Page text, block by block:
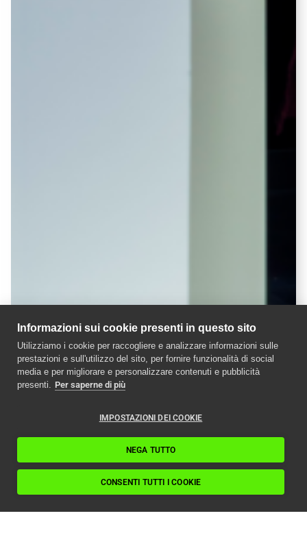
Informazioni sui cookie presenti in questo sito
Utilizziamo i cookie per raccogliere e analizzare informazioni sulle
prestazioni e sull'utilizzo del sito, per fornire funzionalità di social
media e per migliorare e personalizzare contenuti e pubblicità
presenti. Per saperne di più
IMPOSTAZIONI DEI COOKIE
NEGA TUTTO
CONSENTI TUTTI I COOKIE